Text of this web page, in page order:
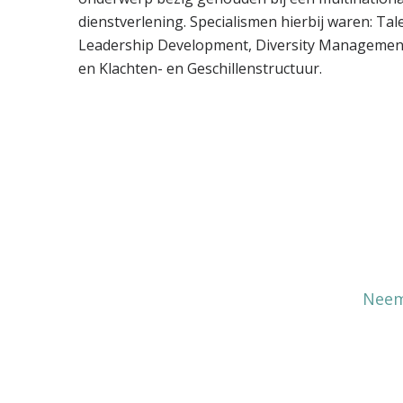
dienstverlening. Specialismen hierbij waren:
Leadership Development, Diversity
en Klachten- en Geschillenstructuur.